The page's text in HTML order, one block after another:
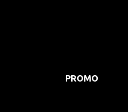
PROMO